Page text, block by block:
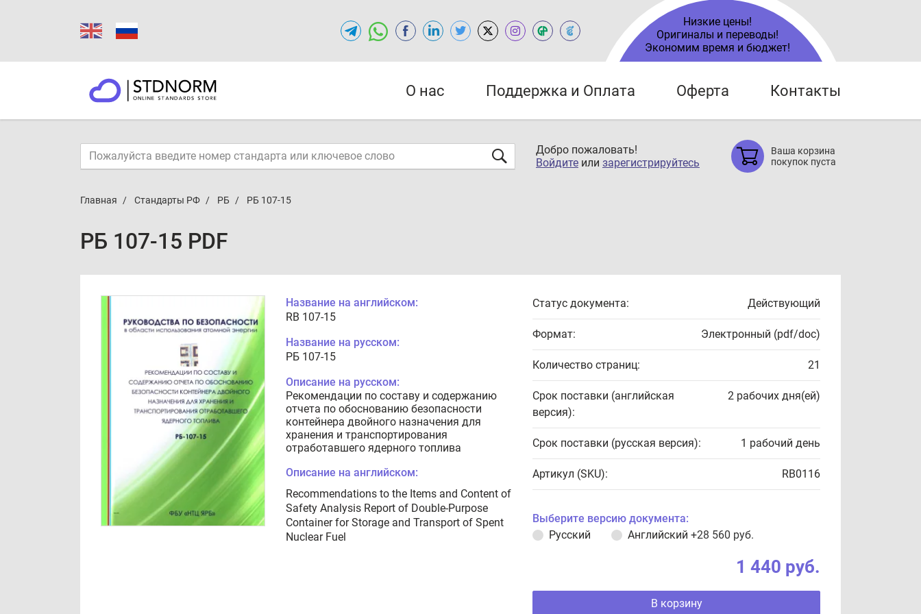
Низкие цены!
Оригиналы и переводы!
Экономим время и бюджет!
О нас Поддержка и Оплата Оферта Контакты
Добро пожаловать!
Войдите или зарегистрируйтесь
Ваша корзина
покупок пуста
Главная Стандарты РФ РБ РБ 107-15
РБ 107-15 PDF
Название на английском:
RB 107-15
Название на русском:
РБ 107-15
Описание на русском:
Рекомендации по составу и содержанию
отчета по обоснованию безопасности
контейнера двойного назначения для
хранения и транспортирования
отработавшего ядерного топлива
Описание на английском:
Recommendations to the Items and Content of
Safety Analysis Report of Double-Purpose
Container for Storage and Transport of Spent
Nuclear Fuel
Статус документа: Действующий
Формат: Электронный (pdf/doc)
Количество страниц: 21
Срок поставки (английская
версия):
2 рабочих дня(ей)
Срок поставки (русская версия): 1 рабочий день
Артикул (SKU): RB0116
Выберите версию документа:
Русский
Английский +28 560 руб.
1 440 руб.
В корзину